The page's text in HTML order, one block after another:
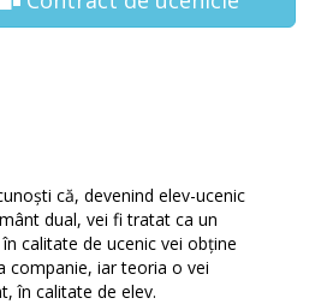
că, devenind elev-ucenic
dual, vei fi tratat ca un
calitate de ucenic vei obține
companie, iar teoria o vei
în calitate de elev.